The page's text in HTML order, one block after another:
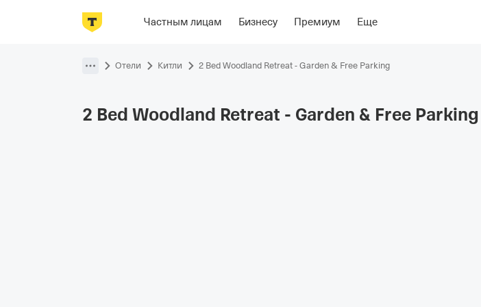
Частным лицам Бизнесу Премиум Еще
Фотографии НомераРасположениеОб отеле
Отели Китли 2 Bed Woodland Retreat - Garden & Free Parking
2 Bed Woodland Retreat - Garden & Free Parking